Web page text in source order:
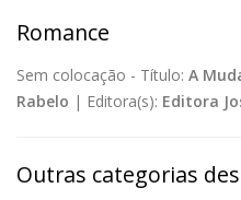
Romance
Sem colocação - Título: A
Rabelo | Editora(s): Editora
Outras categorias